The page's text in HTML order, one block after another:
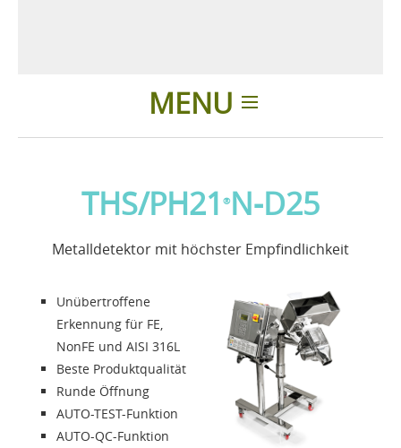
MENU
Anwendungen
Über uns
Kontakte
Solution Designer
THS/PH21 ®N-D25
Metalldetektor mit höchster Empfindlichkeit
Unübertroffene
Erkennung für FE,
NonFE und AISI 316L
Beste Produktqualität
Runde Öffnung
AUTO-TEST-Funktion
AUTO-QC-Funktion